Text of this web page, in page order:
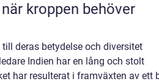
kroppen behöver
deras betydelse och diversitet
Indien har en lång och stolt
har resulterat i framväxten av ett